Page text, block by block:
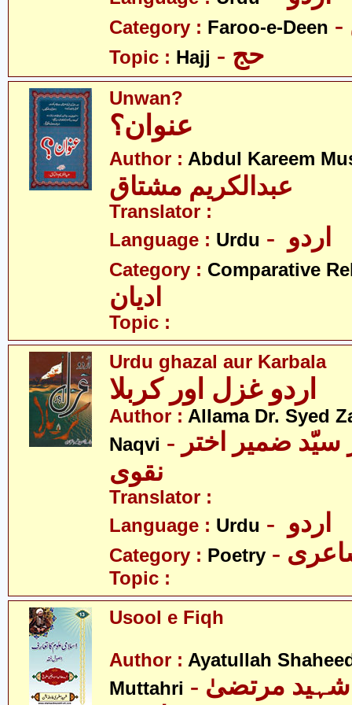
Category : Faroo-e-Deen
Topic : Hajj - حج
Unwan?
عنوان؟
Author : Abdul Kareem
عبدالکریم مشتاق
Translator :
Language : Urdu
Category : Comparative
ادیان
Topic :
Urdu ghazal aur Karbala
اردو غزل اور کربلا
Author : Allama Dr. Syed
Naqvi - علامہ ڈاکٹر سیّد ضمیر اختر
نقوی
Translator :
Language : Urdu
Category : Poetry
Topic :
Usool e Fiqh
Author : Ayatullah
Muttahri - آیت اللہ شہید مرتضیٰ